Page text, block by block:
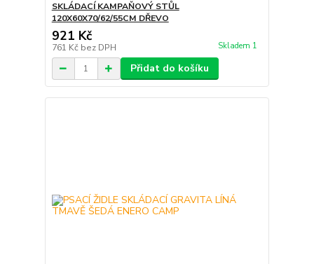
SKLÁDACÍ KAMPAŇOVÝ STŮL
120X60X70/62/55CM DŘEVO
921 Kč
761 Kč bez DPH Skladem 1
Přidat do košíku